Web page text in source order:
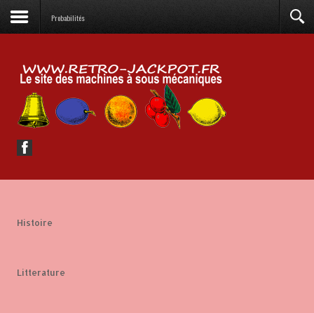
Probabilités
Histoire
Litterature